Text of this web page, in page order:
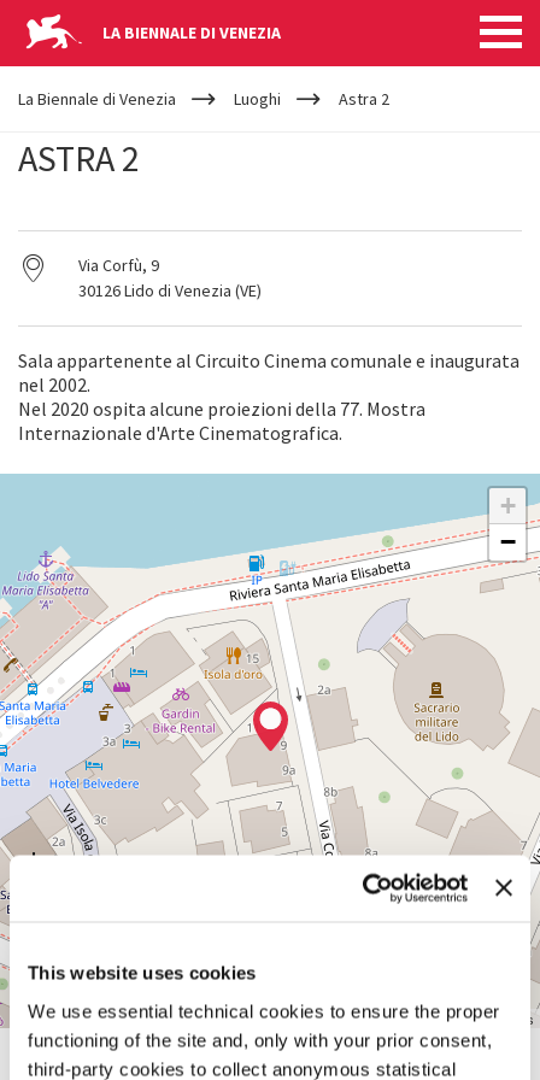
This website uses cookies
We use essential technical cookies to ensure the proper
functioning of the site and, only with your prior consent,
third-party cookies to collect anonymous statistical
LA BIENNALE DI VENEZIA
YOUR
ARE
La Biennale di Venezia Luoghi Astra 2
ASTRA 2
Via Corfù, 9
30126 Lido di Venezia (VE)
Sala appartenente al Circuito Cinema comunale e inaugurata
nel 2002.
Nel 2020 ospita alcune proiezioni della 77. Mostra
Internazionale d'Arte Cinematografica.
Corfù,
9
30126
Lido
di
Venezia
(VE)
+
−
Leaflet| ©OpenStreetMapcontributors